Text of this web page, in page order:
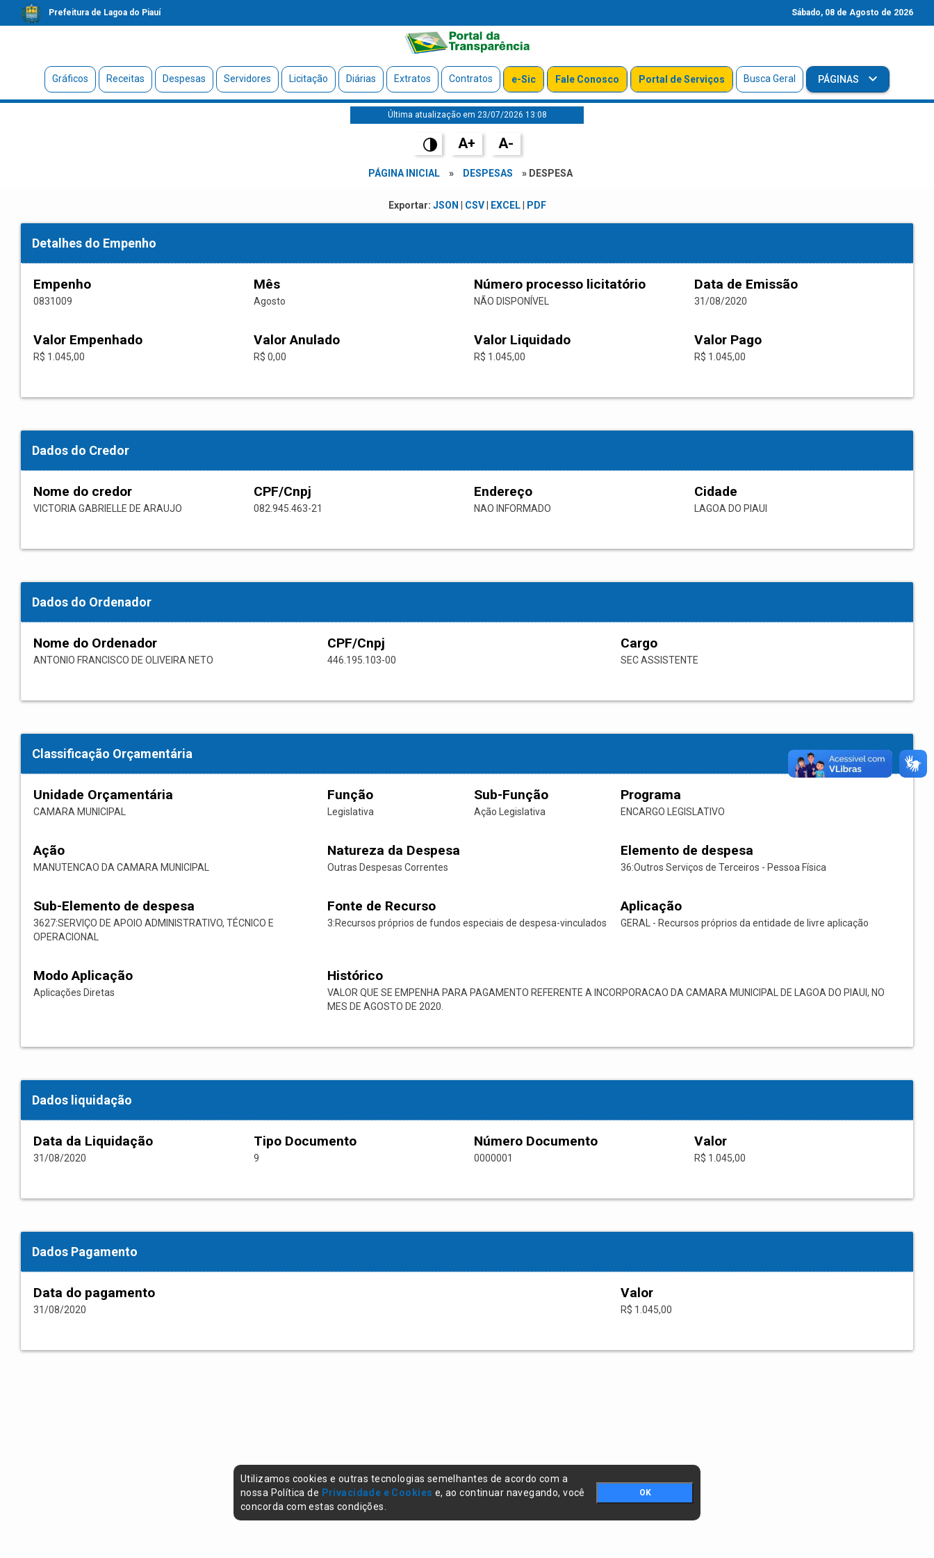
Prefeitura de Lagoa do Piauí Sábado, 08 de Agosto de 2026
Gráficos Receitas Despesas Servidores Licitação Diárias Extratos Contratos e-Sic Fale Conosco Portal de Serviços Busca Geral PÁGINAS
Última atualização em 23/07/2026 13:08
A+ A-
PÁGINA INICIAL » DESPESAS » DESPESA
Exportar: JSON CSV| EXCEL| PDF
Detalhes do Empenho
Empenho
0831009
Mês
Agosto
Número processo licitatório
NÃO DISPONÍVEL
Data de Emissão
31/08/2020
Valor Empenhado
R$ 1.045,00
Valor Anulado
R$ 0,00
Valor Liquidado
R$ 1.045,00
Valor Pago
R$ 1.045,00
Dados do Credor
Nome do credor
VICTORIA GABRIELLE DE ARAUJO
CPF/Cnpj
082.945.463-21
Endereço
NAO INFORMADO
Cidade
LAGOA DO PIAUI
Dados do Ordenador
Nome do Ordenador
ANTONIO FRANCISCO DE OLIVEIRA NETO
CPF/Cnpj
446.195.103-00
Cargo
SEC ASSISTENTE
Classificação Orçamentária
Unidade Orçamentária
CAMARA MUNICIPAL
Função
Legislativa
Sub-Função
Ação Legislativa
Programa
ENCARGO LEGISLATIVO
Ação
MANUTENCAO DA CAMARA MUNICIPAL
Natureza da Despesa
Outras Despesas Correntes
Elemento de despesa
36:Outros Serviços de Terceiros - Pessoa Física
Sub-Elemento de despesa
3627:SERVIÇO DE APOIO ADMINISTRATIVO, TÉCNICO E
OPERACIONAL
Fonte de Recurso
3:Recursos próprios de fundos especiais de despesa-vinculados
Aplicação
GERAL - Recursos próprios da entidade de livre aplicação
Modo Aplicação
Aplicações Diretas
Histórico
VALOR QUE SE EMPENHA PARA PAGAMENTO REFERENTE A INCORPORACAO DA CAMARA MUNICIPAL DE LAGOA DO PIAUI, NO
MES DE AGOSTO DE 2020.
Dados liquidação
Data da Liquidação
31/08/2020
Tipo Documento
9
Número Documento
0000001
Valor
R$ 1.045,00
Dados Pagamento
Data do pagamento
31/08/2020
Valor
R$ 1.045,00
Utilizamos cookies e outras tecnologias semelhantes de acordo com a
nossa Política de Privacidade e Cookies e, ao continuar navegando, você
concorda com estas condições.
OK